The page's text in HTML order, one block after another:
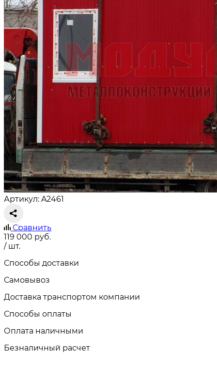
Артикул: A2461
Сравнить
119 000 руб.
/ шт.
Способы доставки
Самовывоз
Доставка транспортом компании
Способы оплаты
Оплата наличными
Безналичный расчет